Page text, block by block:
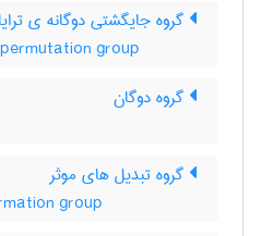
گروه جایگشتی دوگانه ی ترایا
group
گروه دوگان
گروه تبدیل های موثر
group